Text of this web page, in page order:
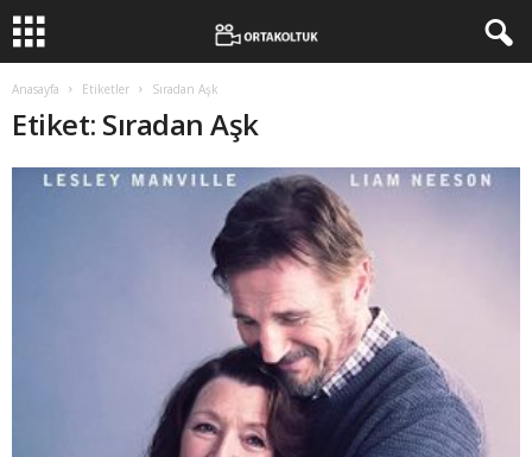
Anasayfa Etiketler Sıradan Aşk
Etiket: Sıradan Aşk